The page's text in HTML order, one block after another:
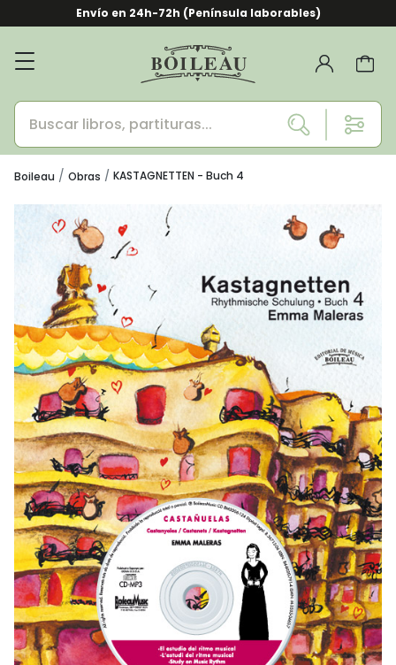
Envío en 24h-72h (Península laborables)
Boileau Obras KASTAGNETTEN - Buch 4